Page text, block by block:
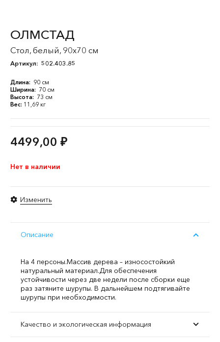
ОЛМСТАД
Стол, белый, 90x70 см
Артикул: 502.403.85
Длина: 90 см
Ширина: 70 см
Высота: 73 см
Вес: 11,69 кг
4499,00 ₽
Нет в наличии
Изменить
Описание
На 4 персоны.Массив дерева – износостойкий
натуральный материал.Для обеспечения
устойчивости через две недели после сборки еще
раз затяните шурупы. В дальнейшем подтягивайте
шурупы при необходимости.
Качество и экологическая информация